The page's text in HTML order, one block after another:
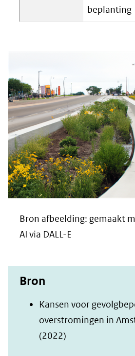
beplanting
Bron afbeelding: gemaakt
AI via DALL-E
Bron
Kansen voor
overstromingen in
(2022)